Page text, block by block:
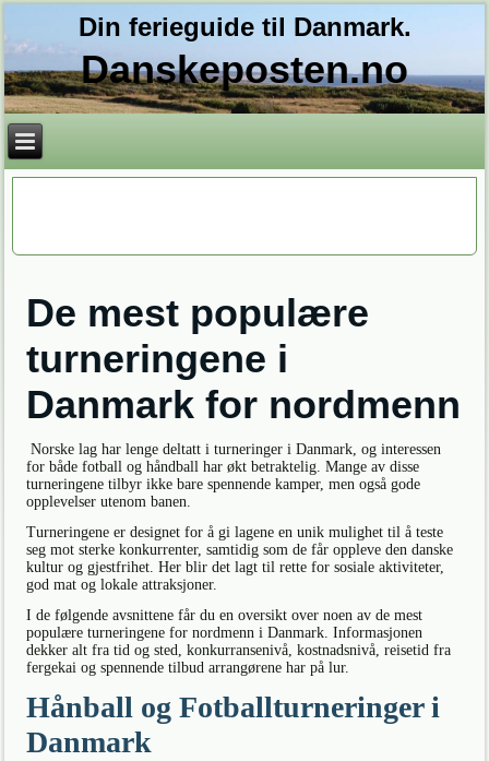
Din ferieguide til Danmark.
Danskeposten.no
De mest populære
turneringene i
Danmark for nordmenn
Norske lag har lenge deltatt i turneringer i Danmark, og interessen
for både fotball og håndball har økt betraktelig. Mange av disse
turneringene tilbyr ikke bare spennende kamper, men også gode
opplevelser utenom banen.
Turneringene er designet for å gi lagene en unik mulighet til å teste
seg mot sterke konkurrenter, samtidig som de får oppleve den danske
kultur og gjestfrihet. Her blir det lagt til rette for sosiale aktiviteter,
god mat og lokale attraksjoner.
I de følgende avsnittene får du en oversikt over noen av de mest
populære turneringene for nordmenn i Danmark. Informasjonen
dekker alt fra tid og sted, konkurransenivå, kostnadsnivå, reisetid fra
fergekai og spennende tilbud arrangørene har på lur.
Hånball og Fotballturneringer i
Danmark